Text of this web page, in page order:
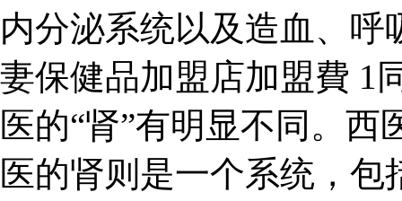
内分泌系统以及造血、
妻保健品加盟店加盟費 1
医的“肾”有明显不同。
医的肾则是一个系统，